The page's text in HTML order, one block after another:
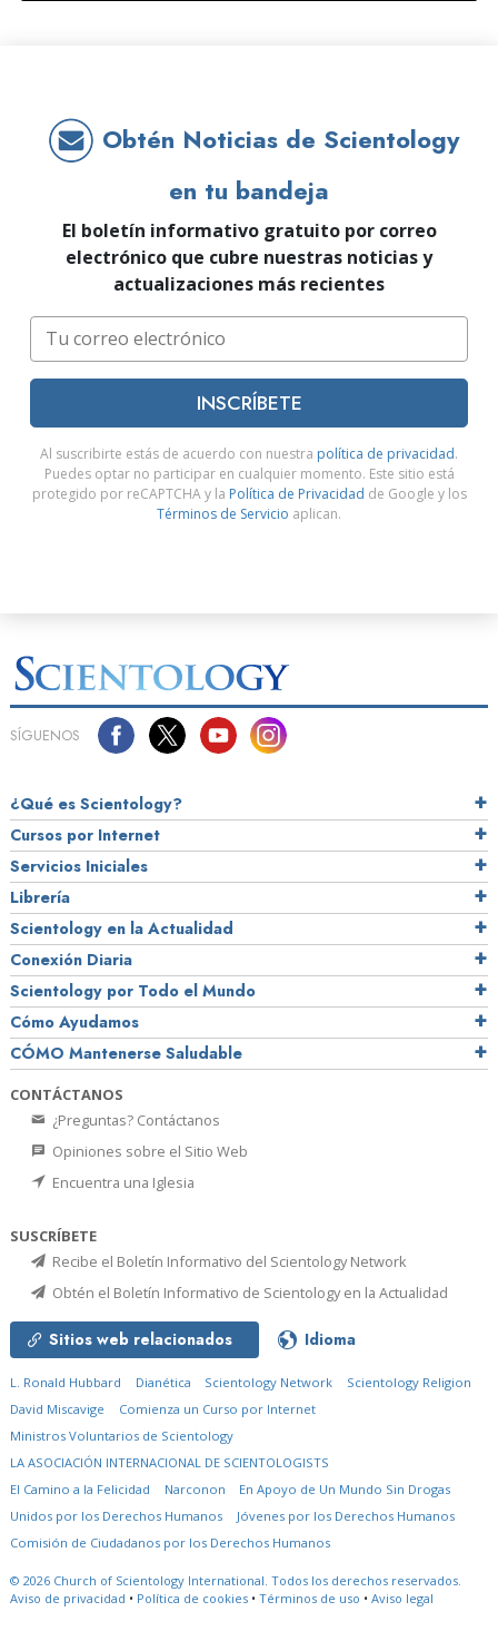
Obtén Noticias de Scientology
en tu bandeja
El boletín informativo gratuito por correo
electrónico que cubre nuestras noticias y
actualizaciones más recientes
INSCRÍBETE
Al suscribirte estás de acuerdo con nuestra política de privacidad.
Puedes optar no participar en cualquier momento. Este sitio está
protegido por reCAPTCHA y la Política de Privacidad de Google y los
Términos de Servicio aplican.
SÍGUENOS
¿Qué es Scientology?
Cursos por Internet
Servicios Iniciales
Librería
Scientology en la Actualidad
Conexión Diaria
Scientology por Todo el Mundo
Cómo Ayudamos
CÓMO Mantenerse Saludable
CONTÁCTANOS
¿Preguntas? Contáctanos
Opiniones sobre el Sitio Web
Encuentra una Iglesia
SUSCRÍBETE
Recibe el Boletín Informativo del Scientology Network
Obtén el Boletín Informativo de Scientology en la Actualidad
Sitios web relacionados Idioma
L. Ronald Hubbard Dianética Scientology Network
Scientology Religion
David Miscavige
Comienza un Curso por Internet
Ministros Voluntarios de Scientology
LA ASOCIACIÓN INTERNACIONAL DE SCIENTOLOGISTS
El Camino a la Felicidad
Narconon
En Apoyo de Un Mundo Sin Drogas
Unidos por los Derechos Humanos
Jóvenes por los Derechos Humanos
Comisión de Ciudadanos por los Derechos Humanos
© 2026 Church of Scientology International. Todos los derechos reservados.
Aviso de privacidad • Política de cookies • Términos de uso • Aviso legal